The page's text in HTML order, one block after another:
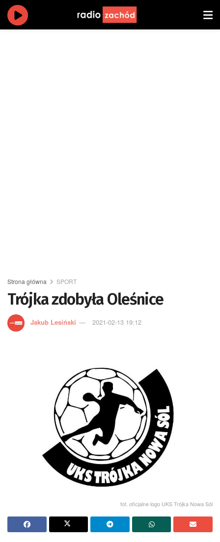
Strona główna SPORT
Trójka zdobyła Oleśnice
Jakub Lesiński 2021-02-13 19:12
fot. oficjalne logo UKS Trójka Nowa Sól